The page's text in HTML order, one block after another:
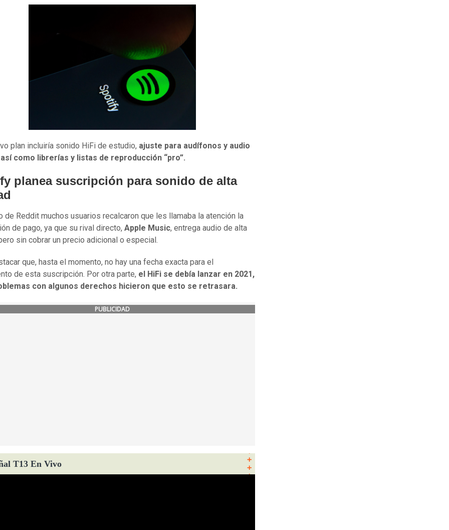
plan incluiría sonido HiFi de estudio, ajuste para audífonos y audio
como librerías y listas de reproducción “pro”.
planea suscripción para sonido de alta
de Reddit muchos usuarios recalcaron que les llamaba la atención la
de pago, ya que su rival directo, Apple Music, entrega audio de alta
sin cobrar un precio adicional o especial.
que, hasta el momento, no hay una fecha exacta para el
de esta suscripción. Por otra parte, el HiFi se debía lanzar en 2021,
con algunos derechos hicieron que esto se retrasara.
PUBLICIDAD
T13 En Vivo